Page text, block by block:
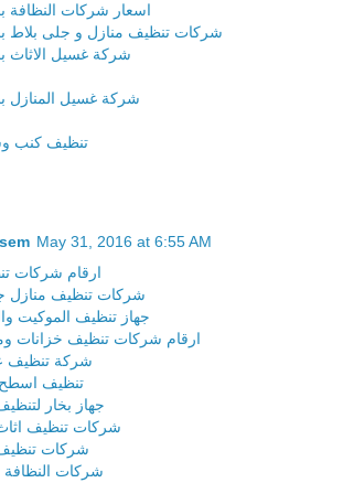
اسعار شركات
شركات تنظيف منازل و جلى
شركة غسيل
شركة غسيل
تنظيف كنب
May 31, 2016 at 6:55 AM
ارقام شركات
شركات تنظيف منازل
جهاز تنظيف الموكيت
ارقام شركات تنظيف خزانات
شركة تنظيف
تنظيف اسطح
جهاز بخار
شركات تنظيف
شركات
شركات النظافة